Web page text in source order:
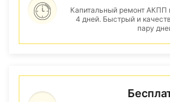
Капитальный ремонт АКПП
4 дней. Быстрый и
пару